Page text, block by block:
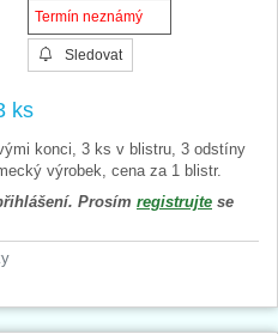
Termín neznámý
Sledovat
ks
konci, 3 ks v blistru, 3 odstíny
výrobek, cena za 1 blistr.
Prosím registrujte se